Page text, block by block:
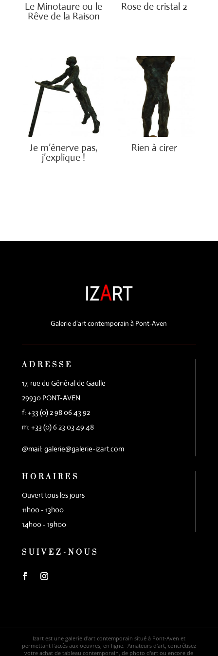
Le Minotaure ou le
Rêve de la Raison
Rose de cristal 2
Je m’énerve pas,
j’explique !
Rien à cirer
Galerie d'art contemporain à Pont-Aven
ADRESSE
17, rue du Général de Gaulle
29930 PONT-AVEN
f: +33 (0) 2 98 06 43 92
m: +33 (0) 6 23 03 49 48
@mail: galerie@galerie-izart.com
HORAIRES
Ouvert tous les jours
11h00 - 13h00
14h00 - 19h00
SUIVEZ-NOUS
Izart est une galerie d'art contemporain situé à Pont-Aven et
permettant l'accès aux oeuvres, en ligne. Amateurs d'art, concrétisez
votre achat de tableau contemporain, de photo d'art ou encore de